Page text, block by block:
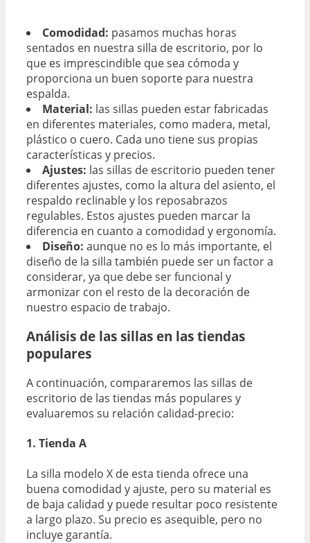
Comodidad: pasamos muchas horas
sentados en nuestra silla de escritorio, por lo
que es imprescindible que sea cómoda y
proporciona un buen soporte para nuestra
espalda.
Material: las sillas pueden estar fabricadas
en diferentes materiales, como madera, metal,
plástico o cuero. Cada uno tiene sus propias
características y precios.
Ajustes: las sillas de escritorio pueden tener
diferentes ajustes, como la altura del asiento, el
respaldo reclinable y los reposabrazos
regulables. Estos ajustes pueden marcar la
diferencia en cuanto a comodidad y ergonomía.
Diseño: aunque no es lo más importante, el
diseño de la silla también puede ser un factor a
considerar, ya que debe ser funcional y
armonizar con el resto de la decoración de
nuestro espacio de trabajo.
Análisis de las sillas en las tiendas
populares
A continuación, compararemos las sillas de
escritorio de las tiendas más populares y
evaluaremos su relación calidad-precio:
1. Tienda A
La silla modelo X de esta tienda ofrece una
buena comodidad y ajuste, pero su material es
de baja calidad y puede resultar poco resistente
a largo plazo. Su precio es asequible, pero no
incluye garantía.